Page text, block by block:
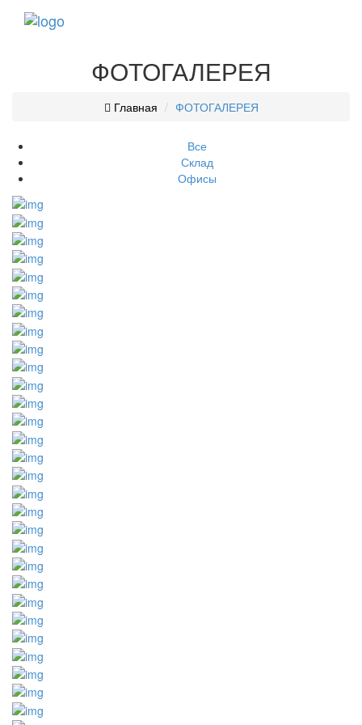
ФОТОГАЛЕРЕЯ
Главная ФОТОГАЛЕРЕЯ
Все
Склад
Офисы